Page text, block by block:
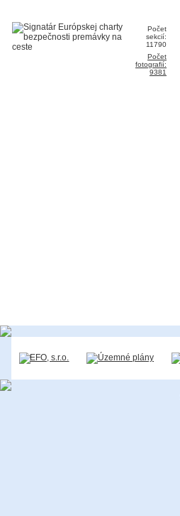
Počet
sekcií:
11790
Počet
fotografií:
9381